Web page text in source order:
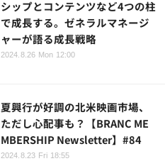
シップとコンテンツなど4つの柱
で成長する。ゼネラルマネージ
ャーが語る成長戦略
2024.8.26 Mon 12:00
夏興行が好調の北米映画市場、
ただし心配事も？【BRANC ME
MBERSHIP Newsletter】#84
2024.8.23 Fri 18:55